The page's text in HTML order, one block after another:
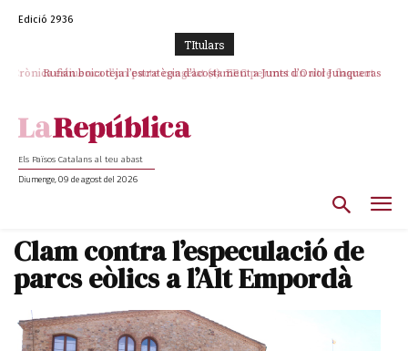
Edició 2936
TItulars
Rufián boicoteja l’estratègia d’acostament a Junts d’Oriol Junqueras
Els Països Catalans al teu abast
Diumenge, 09 de agost del 2026
Clam contra l’especulació de
parcs eòlics a l’Alt Empordà